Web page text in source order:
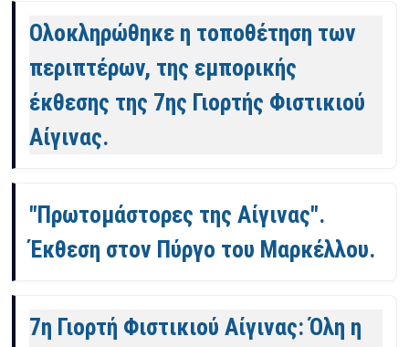
Ολοκληρώθηκε η τοποθέτηση των
περιπτέρων, της εμπορικής
έκθεσης της 7ης Γιορτής Φιστικιού
Αίγινας.
"Πρωτομάστορες της Αίγινας".
Έκθεση στον Πύργο του Μαρκέλλου.
7η Γιορτή Φιστικιού Αίγινας: Όλη η